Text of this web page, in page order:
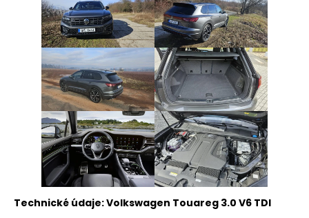
Technické údaje: Volkswagen Touareg 3.0 V6 TDI